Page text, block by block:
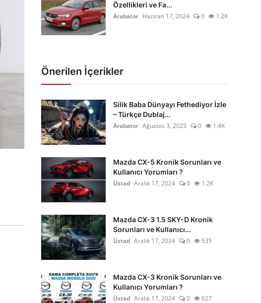
Özellikleri ve Fa...
Arabator Haziran 17, 2024 0 1.2K
Önerilen İçerikler
Silik Baba Dünyayı Fethediyor İzle
– Türkçe Dublaj...
Arabator Ağustos 3, 2025 0 1.4K
Mazda CX-5 Kronik Sorunları ve
Kullanıcı Yorumları ?
Üstad Aralık 17, 2024 0 1.2K
Mazda CX-3 1.5 SKY-D Kronik
Sorunları ve Kullanıcı...
Üstad Aralık 17, 2024 0 535
Mazda CX-3 Kronik Sorunları ve
Kullanıcı Yorumları ?
Üstad Aralık 17, 2024 0 627